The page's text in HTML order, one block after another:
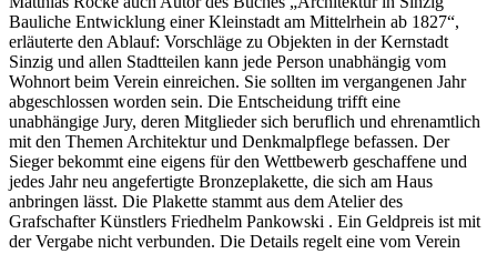
Bauliche Entwicklung einer Kleinstadt am Mittelrhein ab 1827“,
erläuterte den Ablauf: Vorschläge zu Objekten in der Kernstadt
Sinzig und allen Stadtteilen kann jede Person unabhängig vom
Wohnort beim Verein einreichen. Sie sollten im vergangenen Jahr
abgeschlossen worden sein. Die Entscheidung trifft eine
unabhängige Jury, deren Mitglieder sich beruflich und ehrenamtlich
mit den Themen Architektur und Denkmalpflege befassen. Der
Sieger bekommt eine eigens für den Wettbewerb geschaffene und
jedes Jahr neu angefertigte Bronzeplakette, die sich am Haus
anbringen lässt. Die Plakette stammt aus dem Atelier des
Grafschafter Künstlers Friedhelm Pankowski . Ein Geldpreis ist mit
der Vergabe nicht verbunden. Die Details regelt eine vom Verein